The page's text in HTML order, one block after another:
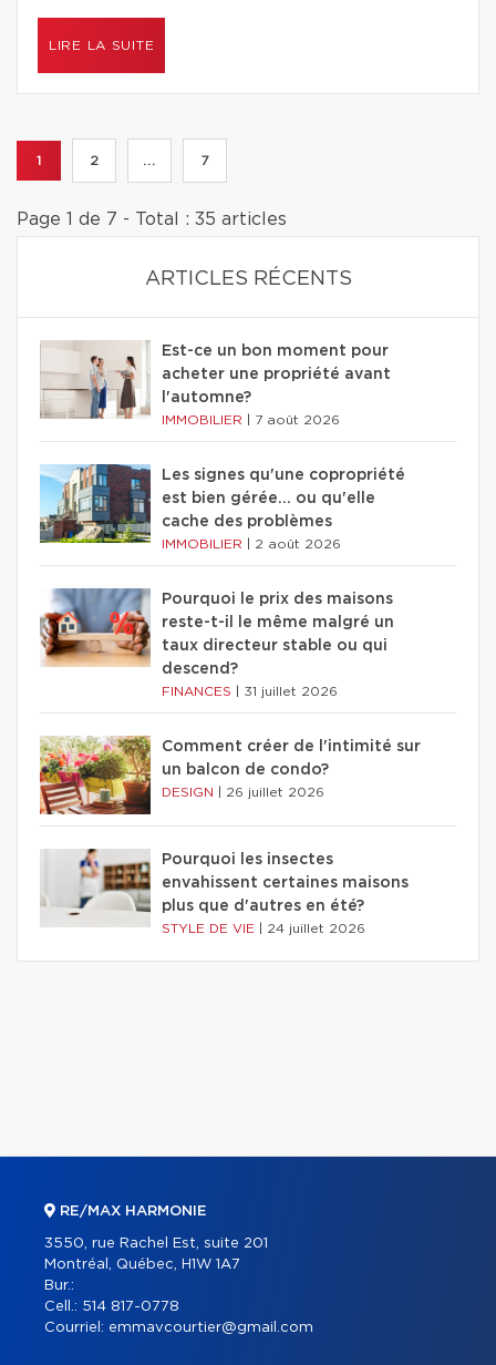
LIRE LA SUITE
1 2 ... 7
Page 1 de 7 - Total : 35 articles
ARTICLES RÉCENTS
Est-ce un bon moment pour
acheter une propriété avant
l'automne?
IMMOBILIER 7 août 2026
Les signes qu'une copropriété
est bien gérée… ou qu'elle
cache des problèmes
IMMOBILIER 2 août 2026
Pourquoi le prix des maisons
reste-t-il le même malgré un
taux directeur stable ou qui
descend?
FINANCES 31 juillet 2026
Comment créer de l'intimité sur
un balcon de condo?
DESIGN 26 juillet 2026
Pourquoi les insectes
envahissent certaines maisons
plus que d'autres en été?
STYLE DE VIE 24 juillet 2026
RE/MAX HARMONIE
3550, rue Rachel Est, suite 201
Montréal, Québec, H1W 1A7
Bur.:
Cell.: 514 817-0778
Courriel: emmavcourtier@gmail.com